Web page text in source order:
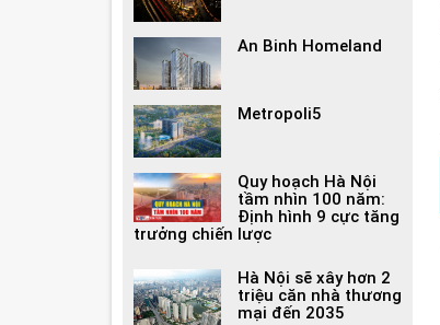
An Binh Homeland
Metropoli5
Quy hoạch Hà Nội
tầm nhìn 100 năm:
Định hình 9 cực tăng
trưởng chiến lược
Hà Nội sẽ xây hơn 2
triệu căn nhà thương
mại đến 2035